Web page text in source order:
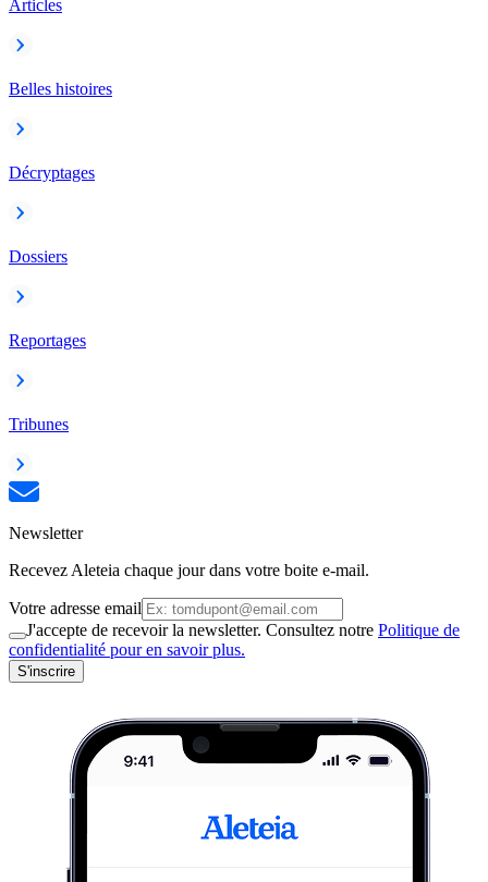
Articles
Belles histoires
Décryptages
Dossiers
Reportages
Tribunes
Newsletter
Recevez Aleteia chaque jour dans votre boite e-mail.
Votre adresse email
J'accepte de recevoir la newsletter. Consultez notre Politique de
confidentialité pour en savoir plus.
S'inscrire